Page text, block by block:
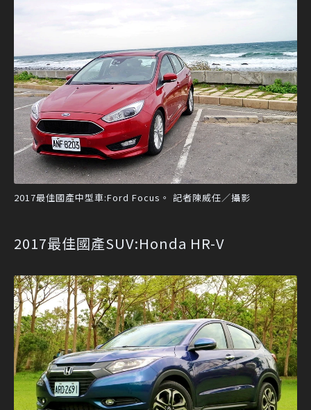
2017最佳國產中型車:Ford Focus。 記者陳威任／攝影
2017最佳國產SUV:Honda HR-V